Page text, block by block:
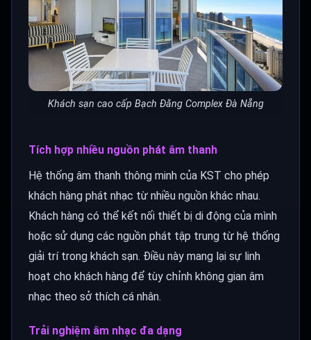
Khách sạn cao cấp Bạch Đằng Complex Đà Nẵng
Tích hợp nhiều nguồn phát âm thanh
Hệ thống âm thanh thông minh của KST cho phép
khách hàng phát nhạc từ nhiều nguồn khác nhau.
Khách hàng có thể kết nối thiết bị di động của mình
hoặc sử dụng các nguồn phát tập trung từ hệ thống
giải trí trong khách sạn. Điều này mang lại sự linh
hoạt cho khách hàng để tùy chỉnh không gian âm
nhạc theo sở thích cá nhân.
Trải nghiệm âm nhạc đa dạng